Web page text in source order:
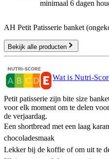
minimaal 6 dagen
AH Petit Patisserie banket
Bekijk alle producten
Wat is Nutri-
Petit patisserie zijn bite size
voor elk moment om te delen
de verjaardag.
Een shortbread met een laag
chocoladesmaak
Lekker bij de koffie of om uit te